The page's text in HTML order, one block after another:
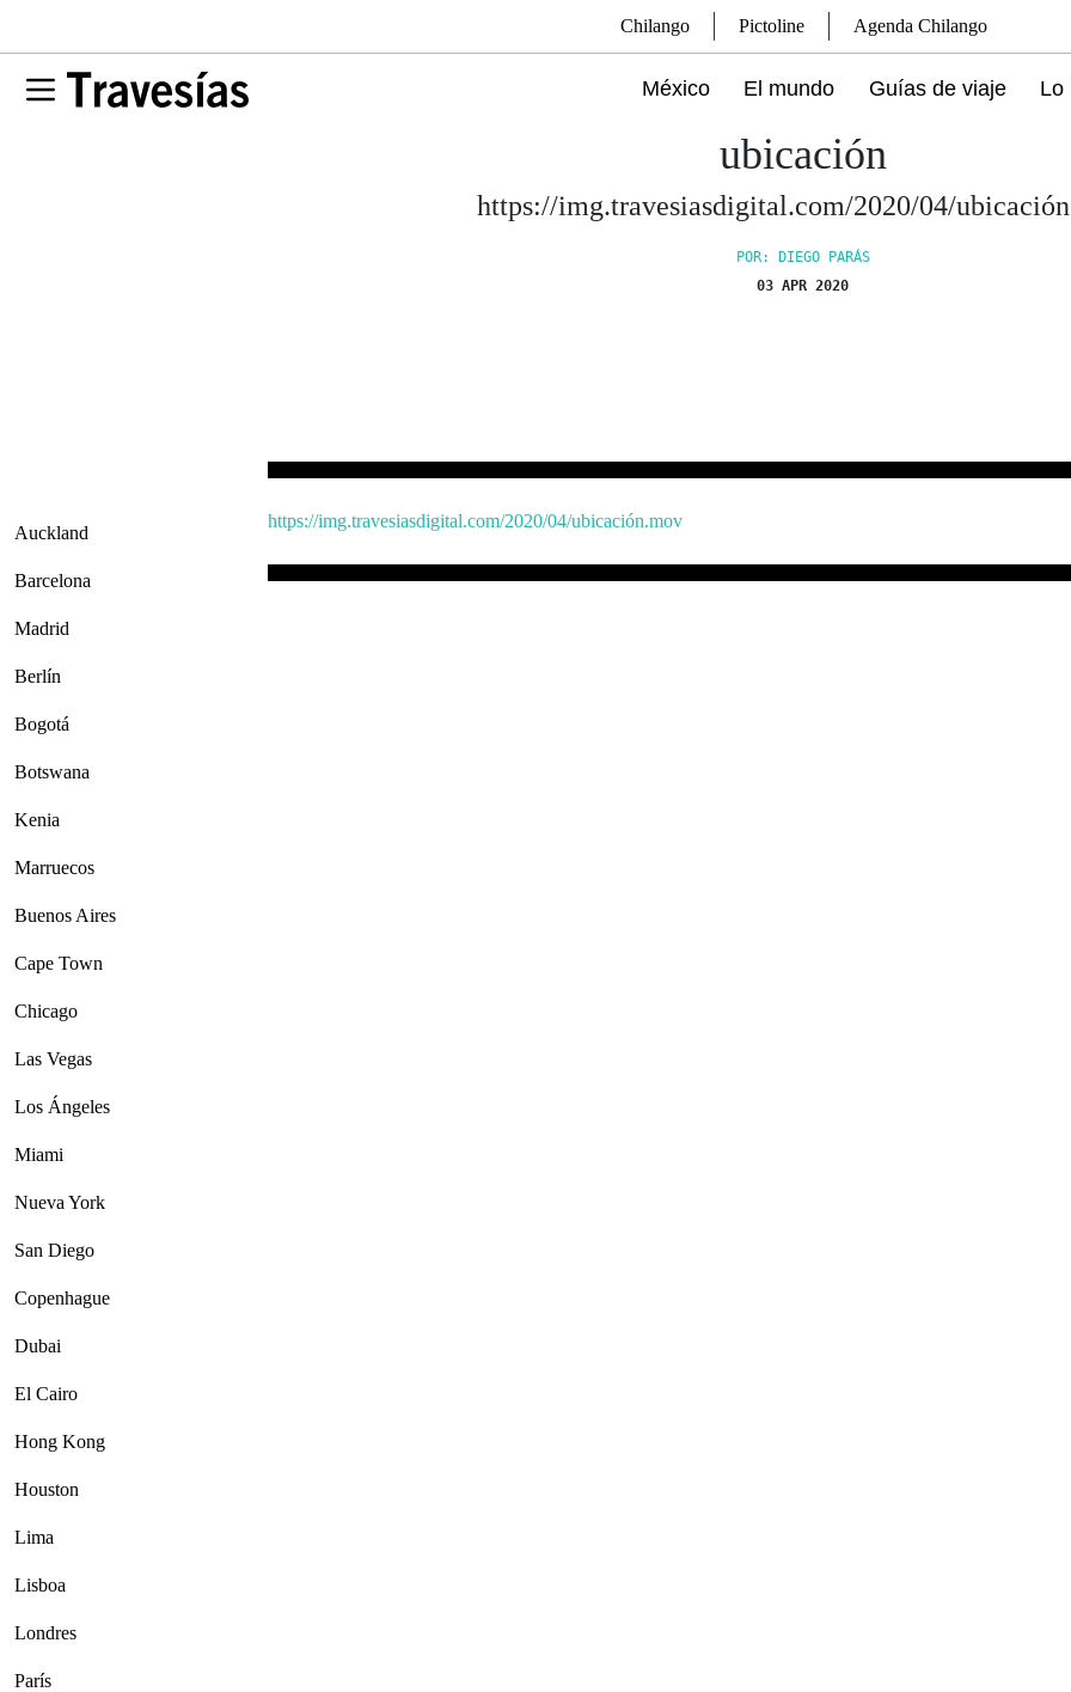
Chilango Pictoline Agenda Chilango
México El mundo Guías de viaje Lo
ubicación
https://img.travesiasdigital.com/2020/04/
POR: DIEGO PARÁS
03 APR 2020
Auckland
Barcelona
Madrid
Berlín
Bogotá
Botswana
Kenia
Marruecos
Buenos Aires
Cape Town
Chicago
Las Vegas
Los Ángeles
Miami
Nueva York
San Diego
Copenhague
Dubai
El Cairo
Hong Kong
Houston
Lima
Lisboa
Londres
París
https://img.travesiasdigital.com/2020/04/ubicación.mov